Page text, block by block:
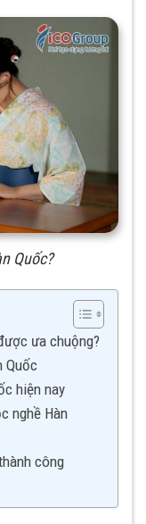
Quốc?
ưa chuộng?
Quốc
hiện nay
nghề Hàn
công